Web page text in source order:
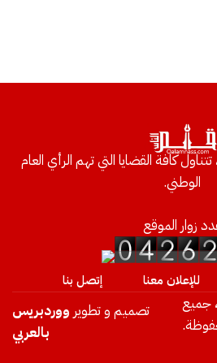
كافة القضايا التي تهم الرأي العام
الوطني.
زوار الموقع
للإعلان معنا إتصل بنا
قلم الناس © 2026، جميع
تصميم و تطوير ووردبريس
بالعربي